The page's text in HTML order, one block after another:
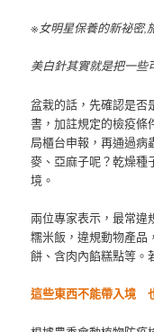
※女明星保養的新祕密,
美白針其實就是把一些
盆栽的話，先確認是否
書，加註規定的檢疫條
局櫃台申報，再通過病
麥、亞麻子呢？乾燥種
境。
兩位專家表示，最常違
糯米飯，違規動物產品
餅、含肉內餡糕點等。
這些東西不能帶入境